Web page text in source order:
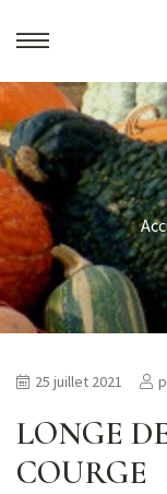
LONGE
COURGE
25 juillet 2021